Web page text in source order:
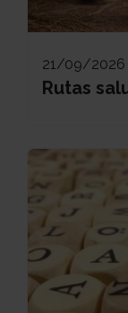
21/09/2026
Rutas